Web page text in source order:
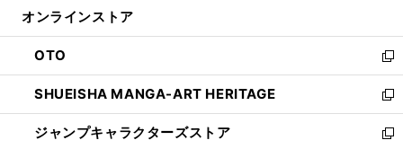
ウ
で
開
く
ン
ド
ウ
で
開
く
オンラインストア
OTO
新
し
い
ウ
ィ
SHUEISHA MANGA-ART HERITAGE
新
し
い
ジャンプキャラクターズストア
新